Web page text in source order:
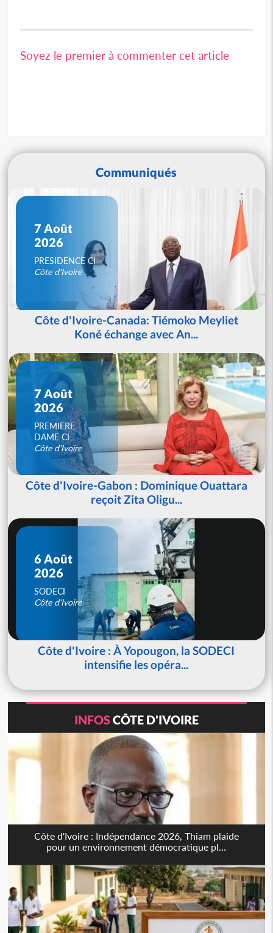
Soyez le premier à commenter cet article
Communiqués
7 Août
2026
PRESIDENCE CI
Côte d'Ivoire
Côte d'Ivoire-Canada: Tiémoko Meyliet
Koné échange avec An...
7 Août
2026
PREMIERE
DAME CI
Côte d'Ivoire
Côte d'Ivoire-Gabon : Dominique Ouattara
reçoit Zita Oligu...
6 Août
2026
SODECI
Côte d'Ivoire
Côte d'Ivoire : À Yopougon, la SODECI
intensifie les opéra...
INFOSCÔTE D'IVOIRE
Côte d'Ivoire : Indépendance 2026, Thiam plaide
pour un environnement démocratique pl...